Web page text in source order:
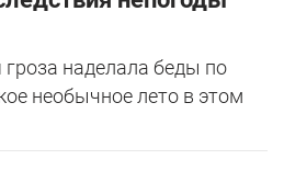
наделала беды по
необычное лето в этом